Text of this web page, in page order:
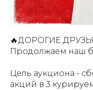
🔥ДОРОГИЕ
Продолжаем наш
Цель аукциона -
акций в 3